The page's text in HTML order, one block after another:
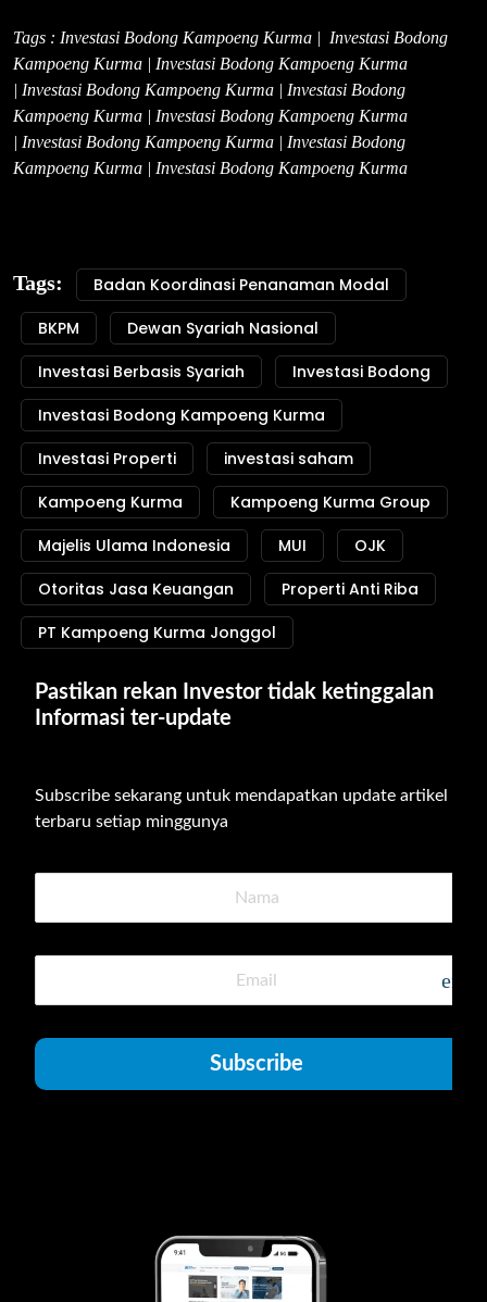
Tags : Investasi Bodong Kampoeng Kurma | Investasi Bodong
Kampoeng Kurma | Investasi Bodong Kampoeng Kurma
| Investasi Bodong Kampoeng Kurma | Investasi Bodong
Kampoeng Kurma | Investasi Bodong Kampoeng Kurma
| Investasi Bodong Kampoeng Kurma | Investasi Bodong
Kampoeng Kurma | Investasi Bodong Kampoeng Kurma
Tags:
Badan Koordinasi Penanaman Modal
BKPM
Dewan Syariah Nasional
Investasi Berbasis Syariah
Investasi Bodong
Investasi Bodong Kampoeng Kurma
Investasi Properti
investasi saham
Kampoeng Kurma
Kampoeng Kurma Group
Majelis Ulama Indonesia
MUI
OJK
Otoritas Jasa Keuangan
Properti Anti Riba
PT Kampoeng Kurma Jonggol
Pastikan rekan Investor tidak ketinggalan
Informasi ter-update
Subscribe sekarang untuk mendapatkan update artikel
terbaru setiap minggunya
Subscribe